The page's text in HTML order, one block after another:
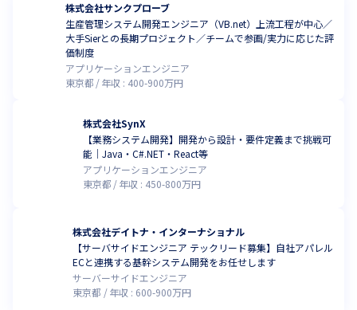
株式会社サンクプローブ
生産管理システム開発エンジニア（VB.net）上流工程が中心／
大手Sierとの長期プロジェクト／チームで参画/実力に応じた評
価制度
アプリケーションエンジニア
東京都
年収 : 400-900万円
株式会社SynX
【業務システム開発】開発から設計・要件定義まで挑戦可
能｜Java・C#.NET・React等
アプリケーションエンジニア
東京都
年収 : 450-800万円
株式会社デイトナ・インターナショナル
【サーバサイドエンジニア テックリード募集】自社アパレル
ECと連携する基幹システム開発をお任せします
サーバーサイドエンジニア
東京都
年収 : 600-900万円